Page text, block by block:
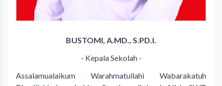
BUSTOMI, A.MD., S.PD.I.
- Kepala Sekolah -
Assalamualaikum Warahmatullahi Wabarakatuh